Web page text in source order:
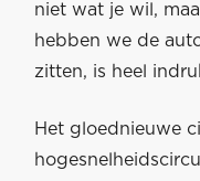
niet wat je wil,
hebben we de
zitten, is heel
Het gloednieuwe